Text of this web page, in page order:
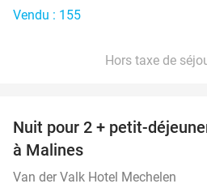
Vendu : 155
Hors taxe de
Nuit pour 2 + petit-
à Malines
Van der Valk Hotel Mechelen